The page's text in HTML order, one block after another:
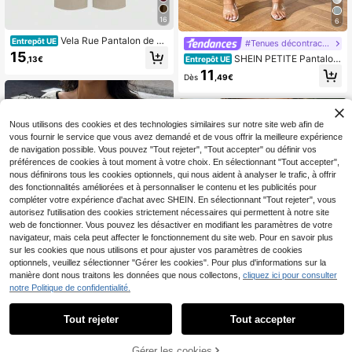
16
Entrepôt UE Vela Rue Pantalon de co
stume design minimaliste fin légère
ment transparent bleu marine coule
chet jambe large amincissant panta
lon de mode toutes saisons
15 ,13€
Siren Gaze
6
#Tenues décontractées
Entrepôt UE SHEIN PETITE Pantalon
droit de couleur unie, femmes de pe
tite taille
Dès 11 ,49€
Économiser 5,09€
RosyDaze
Nous utilisons des cookies et des technologies similaires sur notre site web afin de
vous fournir le service que vous avez demandé et de vous offrir la meilleure expérience
de navigation possible. Vous pouvez "Tout rejeter", "Tout accepter" ou définir vos
préférences de cookies à tout moment à votre choix. En sélectionnant "Tout accepter",
nous définirons tous les cookies optionnels, qui nous aident à analyser le trafic, à offrir
des fonctionnalités améliorées et à personnaliser le contenu et les publicités pour
compléter votre expérience d'achat avec SHEIN. En sélectionnant "Tout rejeter", vous
autorisez l'utilisation des cookies strictement nécessaires qui permettent à notre site
web de fonctionner. Vous pouvez les désactiver en modifiant les paramètres de votre
navigateur, mais cela peut affecter le fonctionnement du site web. Pour en savoir plus
sur les cookies que nous utilisons et pour ajuster vos paramètres de cookies
optionnels, veuillez sélectionner "Gérer les cookies". Pour plus d'informations sur la
manière dont nous traitons les données que nous collectons, cliquez ici pour consulter
notre Politique de confidentialité.
Tout rejeter Tout accepter